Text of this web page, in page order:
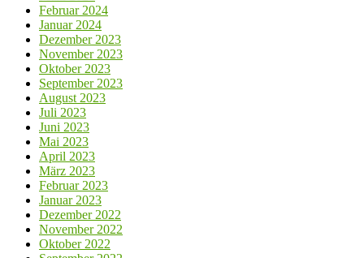
Februar 2024
Januar 2024
Dezember 2023
November 2023
Oktober 2023
September 2023
August 2023
Juli 2023
Juni 2023
Mai 2023
April 2023
März 2023
Februar 2023
Januar 2023
Dezember 2022
November 2022
Oktober 2022